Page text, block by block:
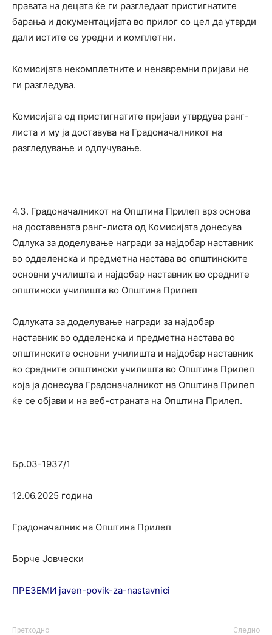
правата на децата ќе ги разгледаат пристигнатите
барања и документацијата во прилог со цел да утврди
дали истите се уредни и комплетни.
Комисијата некомплетните и ненавремни пријави не
ги разгледува.
Комисијата од пристигнатите пријави утврдува ранг-
листа и му ја доставува на Градоначалникот на
разгледување и одлучување.
4.3. Градоначалникот на Општина Прилеп врз основа
на доставената ранг-листа од Комисијата донесува
Одлука за доделување награди за најдобар наставник
во одделенска и предметна настава во општинските
основни училишта и најдобар наставник во средните
општински училишта во Општина Прилеп
Одлуката за доделување награди за најдобар
наставник во одделенска и предметна настава во
општинските основни училишта и најдобар наставник
во средните општински училишта во Општина Прилеп
која ја донесува Градоначалникот на Општина Прилеп
ќе се објави и на веб-страната на Општина Прилеп.
Бр.03-1937/1
12.06.2025 година
Градоначалник на Општина Прилеп
Борче Јовчески
ПРЕЗЕМИ javen-povik-za-nastavnici
Претходно Следно